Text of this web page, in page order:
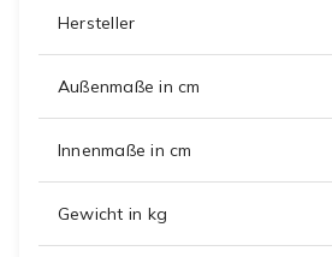
Hersteller
Außenmaße in cm
Innenmaße in cm
Gewicht in kg